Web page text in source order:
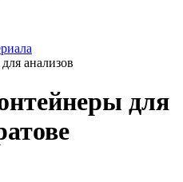
анализов
для